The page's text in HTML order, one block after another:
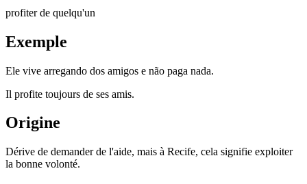
profiter de quelqu'un
Exemple
Ele vive arregando dos amigos e não paga nada.
Il profite toujours de ses amis.
Origine
Dérive de demander de l'aide, mais à Recife, cela signifie exploiter
la bonne volonté.